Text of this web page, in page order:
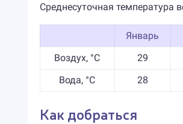
Среднесуточная температура
Январь
Воздух, °C
29
Вода, °C
28
Как добраться